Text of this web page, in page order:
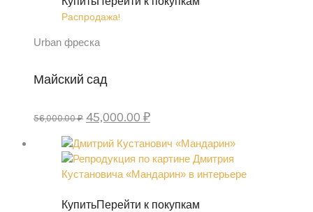
Распродажа!
Urban фреска
Майский сад
56,000.00 ₽ Первоначальная
составляла
56,000.00 ₽.
45,000.00 ₽Текущая
45,000.00 ₽.
КупитьПерейти к покупкам